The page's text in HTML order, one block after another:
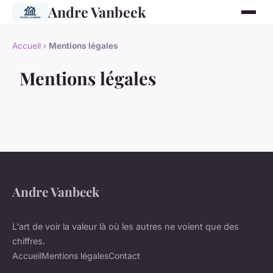
Andre Vanbeek
Accueil › Mentions légales
Mentions légales
Andre Vanbeek
L'art de voir la valeur là où les autres ne voient que des
chiffres.
AccueilMentions légalesContact